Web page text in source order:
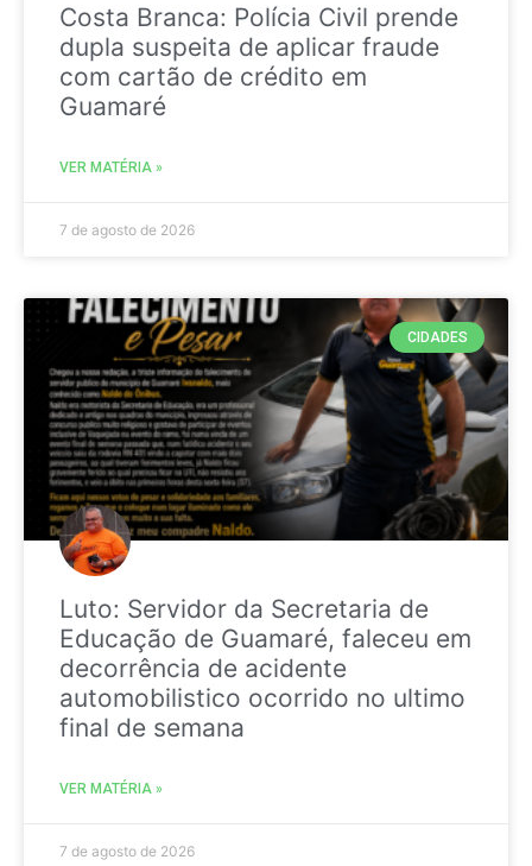
Costa Branca: Polícia Civil prende
dupla suspeita de aplicar fraude
com cartão de crédito em
Guamaré
VER MATÉRIA »
7 de agosto de 2026
CIDADES
Luto: Servidor da Secretaria de
Educação de Guamaré, faleceu em
decorrência de acidente
automobilistico ocorrido no ultimo
final de semana
VER MATÉRIA »
7 de agosto de 2026